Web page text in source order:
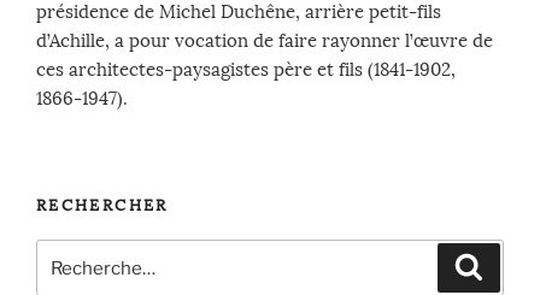
présidence de Michel Duchêne, arrière petit-fils
d’Achille, a pour vocation de faire rayonner l’œuvre de
ces architectes-paysagistes père et fils (1841-1902,
1866-1947).
RECHERCHER
pour